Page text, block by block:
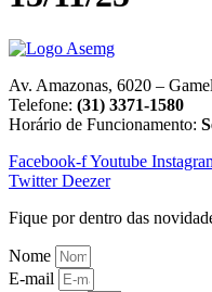
Av. Amazonas, 6020 –
Telefone: (31) 3371-1580
Horário de Funcionamento:
Facebook-fYoutube
Twitter Deezer
Fique por dentro das
Nome
E-mail